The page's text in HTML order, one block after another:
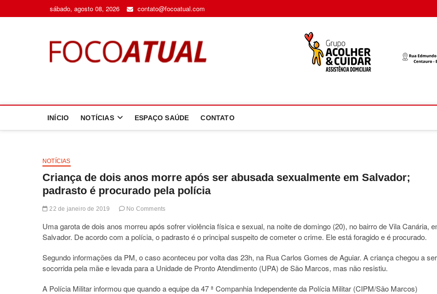
to
sábado, agosto 08, 2026 contato@focoatual.com
INÍCIO NOTÍCIAS ESPAÇO SAÚDE CONTATO
NOTÍCIAS
Criança de dois anos morre após ser abusada sexualmente em Salvador;
padrasto é procurado pela polícia
22 de janeiro de 2019 No Comments
Uma garota de dois anos morreu após sofrer violência física e sexual, na noite de domingo (20), no bairro de Vila Canária,
Salvador. De acordo com a polícia, o padrasto é o principal suspeito de cometer o crime. Ele está foragido e é procurado.
Segundo informações da PM, o caso aconteceu por volta das 23h, na Rua Carlos Gomes de Aguiar. A criança chegou a ser
socorrida pela mãe e levada para a Unidade de Pronto Atendimento (UPA) de São Marcos, mas não resistiu.
A Polícia Militar informou que quando a equipe da 47 ª Companhia Independente da Polícia Militar (CIPM/São Marcos)